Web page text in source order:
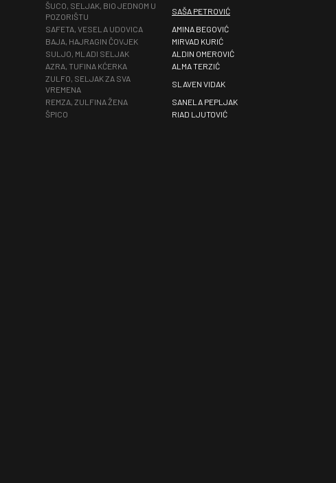
ŠUCO, SELJAK, BIO JEDNOM U
POZORIŠTU
SAŠA PETROVIĆ
SAFETA, VESELA UDOVICA
AMINA BEGOVIĆ
BAJA, HAJRAGIN ČOVJEK
MIRVAD KURIĆ
SULJO, MLADI SELJAK
ALDIN OMEROVIĆ
AZRA, TUFINA KĆERKA
ALMA TERZIĆ
ZULFO, SELJAK ZA SVA
VREMENA
SLAVEN VIDAK
REMZA, ZULFINA ŽENA
SANELA PEPLJAK
ŠPICO
RIAD LJUTOVIĆ